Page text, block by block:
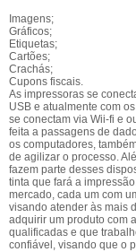
Imagens;
Gráficos;
Etiquetas;
Cartões;
Crachás;
Cupons fiscais.
As impressoras se
USB e atualmente com
se conectam via Wii-fi e
feita a passagens de
os computadores,
de agilizar o processo.
fazem parte desses
tinta que fará a
mercado, cada um com
visando atender às mais
adquirir um produto com
qualificadas e que
confiável, visando que o